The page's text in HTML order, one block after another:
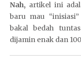
Nah, artikel ini
baru mau
bakal bedah
dijamin enak dan